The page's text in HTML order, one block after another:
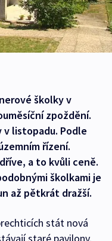
školky v
zpoždění.
v listopadu. Podle
řízení.
a to kvůli ceně.
školkami je
až pětkrát dražší.
stát nová